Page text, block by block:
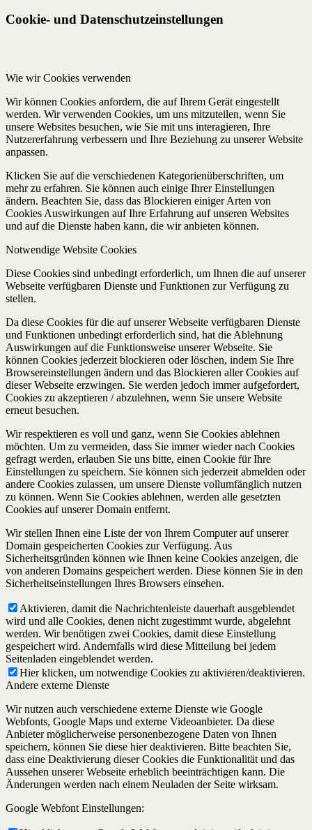
Cookie- und Datenschutzeinstellungen
Wie wir Cookies verwenden
Wir können Cookies anfordern, die auf Ihrem Gerät eingestellt
werden. Wir verwenden Cookies, um uns mitzuteilen, wenn Sie
unsere Websites besuchen, wie Sie mit uns interagieren, Ihre
Nutzererfahrung verbessern und Ihre Beziehung zu unserer Website
anpassen.
Klicken Sie auf die verschiedenen Kategorienüberschriften, um
mehr zu erfahren. Sie können auch einige Ihrer Einstellungen
ändern. Beachten Sie, dass das Blockieren einiger Arten von
Cookies Auswirkungen auf Ihre Erfahrung auf unseren Websites
und auf die Dienste haben kann, die wir anbieten können.
Notwendige Website Cookies
Diese Cookies sind unbedingt erforderlich, um Ihnen die auf unserer
Webseite verfügbaren Dienste und Funktionen zur Verfügung zu
stellen.
Da diese Cookies für die auf unserer Webseite verfügbaren Dienste
und Funktionen unbedingt erforderlich sind, hat die Ablehnung
Auswirkungen auf die Funktionsweise unserer Webseite. Sie
können Cookies jederzeit blockieren oder löschen, indem Sie Ihre
Browsereinstellungen ändern und das Blockieren aller Cookies auf
dieser Webseite erzwingen. Sie werden jedoch immer aufgefordert,
Cookies zu akzeptieren / abzulehnen, wenn Sie unsere Website
erneut besuchen.
Wir respektieren es voll und ganz, wenn Sie Cookies ablehnen
möchten. Um zu vermeiden, dass Sie immer wieder nach Cookies
gefragt werden, erlauben Sie uns bitte, einen Cookie für Ihre
Einstellungen zu speichern. Sie können sich jederzeit abmelden oder
andere Cookies zulassen, um unsere Dienste vollumfänglich nutzen
zu können. Wenn Sie Cookies ablehnen, werden alle gesetzten
Cookies auf unserer Domain entfernt.
Wir stellen Ihnen eine Liste der von Ihrem Computer auf unserer
Domain gespeicherten Cookies zur Verfügung. Aus
Sicherheitsgründen können wie Ihnen keine Cookies anzeigen, die
von anderen Domains gespeichert werden. Diese können Sie in den
Sicherheitseinstellungen Ihres Browsers einsehen.
Aktivieren, damit die Nachrichtenleiste dauerhaft ausgeblendet
wird und alle Cookies, denen nicht zugestimmt wurde, abgelehnt
werden. Wir benötigen zwei Cookies, damit diese Einstellung
gespeichert wird. Andernfalls wird diese Mitteilung bei jedem
Seitenladen eingeblendet werden.
Hier klicken, um notwendige Cookies zu aktivieren/deaktivieren.
Andere externe Dienste
Wir nutzen auch verschiedene externe Dienste wie Google
Webfonts, Google Maps und externe Videoanbieter. Da diese
Anbieter möglicherweise personenbezogene Daten von Ihnen
speichern, können Sie diese hier deaktivieren. Bitte beachten Sie,
dass eine Deaktivierung dieser Cookies die Funktionalität und das
Aussehen unserer Webseite erheblich beeinträchtigen kann. Die
Änderungen werden nach einem Neuladen der Seite wirksam.
Google Webfont Einstellungen: